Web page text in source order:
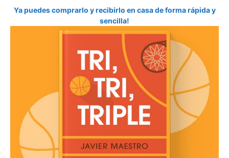
Ya puedes comprarlo y recibirlo en casa de forma rápida y
sencilla!